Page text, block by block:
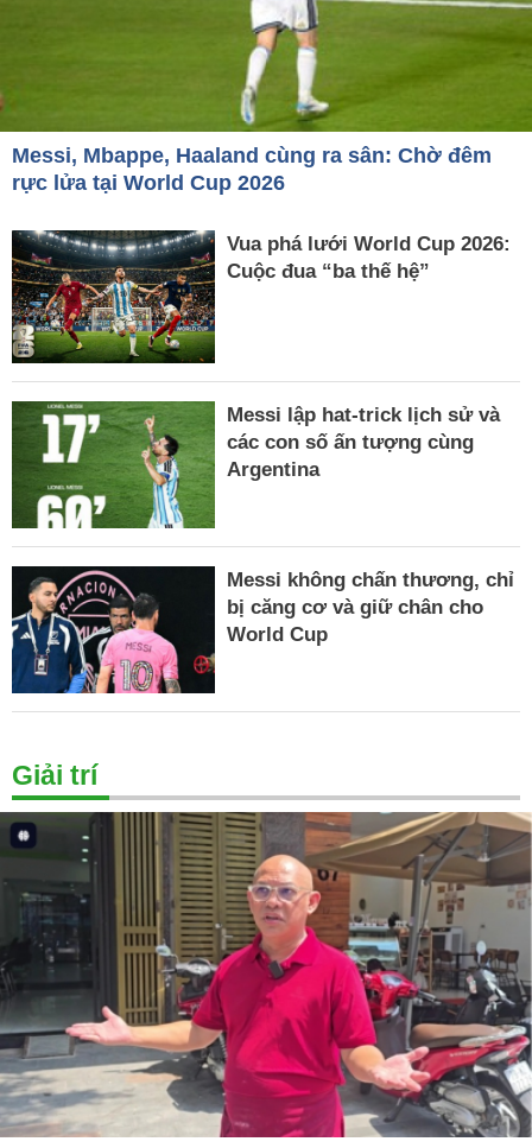
Messi, Mbappe, Haaland cùng ra sân: Chờ đêm
rực lửa tại World Cup 2026
Vua phá lưới World Cup 2026:
Cuộc đua “ba thế hệ”
Messi lập hat-trick lịch sử và
các con số ấn tượng cùng
Argentina
Messi không chấn thương, chỉ
bị căng cơ và giữ chân cho
World Cup
Giải trí